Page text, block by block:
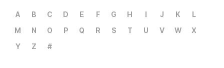
A B C D E F G H I J K
L
M
N O P Q R S T U V W
X
Y
Z #